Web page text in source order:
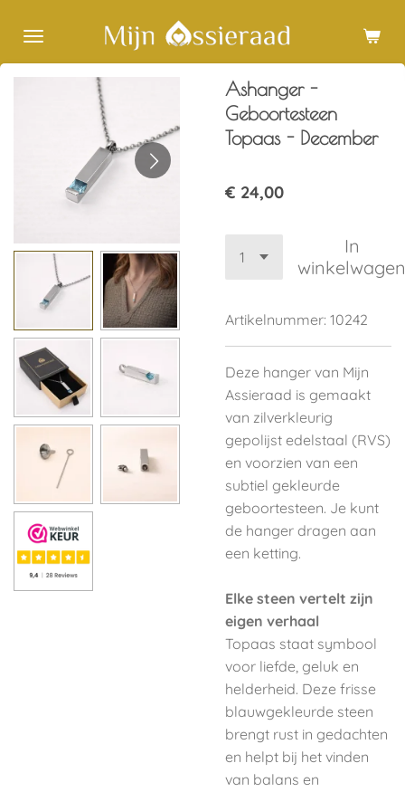
direct
naar
Ashanger -
Geboortesteen
Topaas - December
€ 24,00
In
winkelwagen
Artikelnummer: 10242
Deze hanger van Mijn
Assieraad is gemaakt
van zilver­kleurig
gepolijst edelstaal (RVS)
en voorzien van een
subtiel gekleurde
geboortesteen. Je kunt
de hanger dragen aan
een ketting.
Elke steen vertelt zijn
eigen verhaal
Topaas staat symbool
voor liefde, geluk en
helderheid. Deze frisse
blauwgekleurde steen
brengt rust in gedachten
en helpt bij het vinden
van balans en